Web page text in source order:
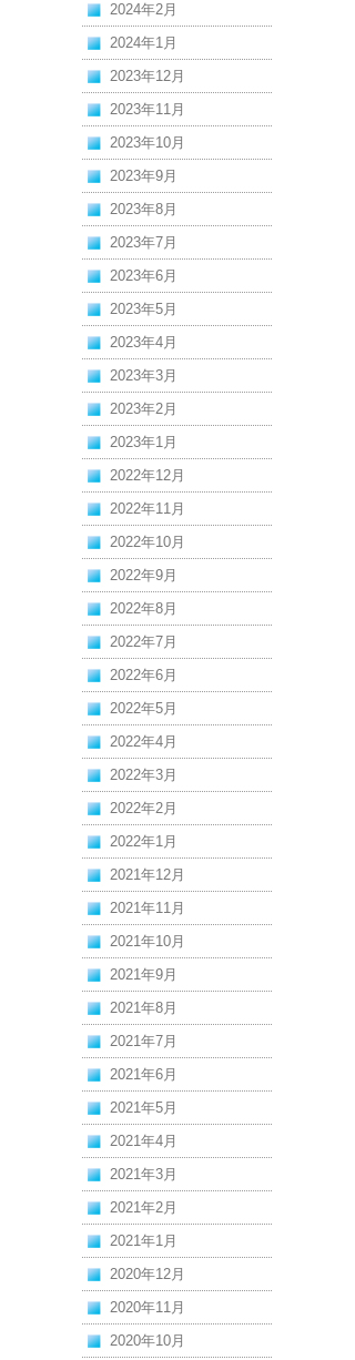
2024年2月
2024年1月
2023年12月
2023年11月
2023年10月
2023年9月
2023年8月
2023年7月
2023年6月
2023年5月
2023年4月
2023年3月
2023年2月
2023年1月
2022年12月
2022年11月
2022年10月
2022年9月
2022年8月
2022年7月
2022年6月
2022年5月
2022年4月
2022年3月
2022年2月
2022年1月
2021年12月
2021年11月
2021年10月
2021年9月
2021年8月
2021年7月
2021年6月
2021年5月
2021年4月
2021年3月
2021年2月
2021年1月
2020年12月
2020年11月
2020年10月